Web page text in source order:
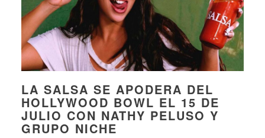
LA SALSA SE APODERA DEL
HOLLYWOOD BOWL EL 15 DE
JULIO CON NATHY PELUSO Y
GRUPO NICHE